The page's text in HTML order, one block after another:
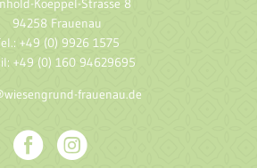
Koeppel-Strasse 8
94258 Frauenau
+49 (0) 9926 1575
+49 (0) 160 94629695
frauenau.de